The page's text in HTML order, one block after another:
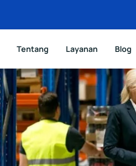
Tentang Layanan Blog